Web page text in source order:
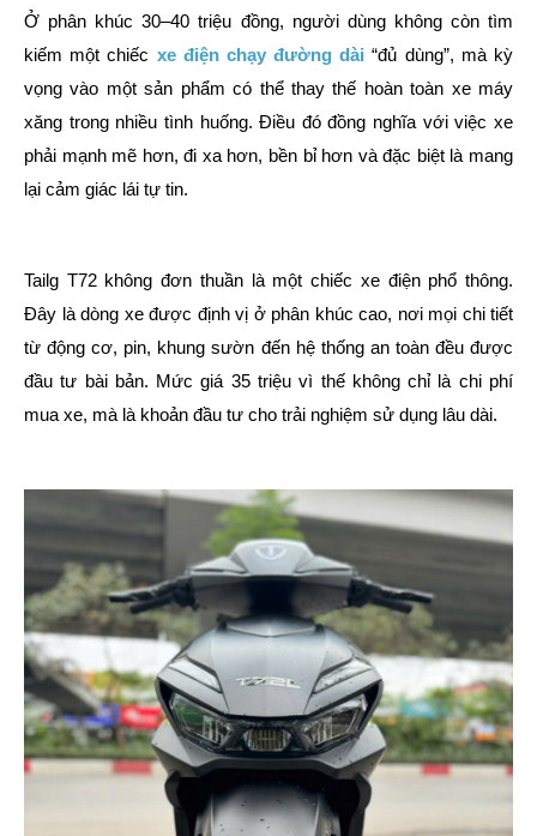
Ở phân khúc 30–40 triệu đồng, người dùng không còn tìm
kiếm một chiếc xe điện chạy đường dài “đủ dùng”, mà kỳ
vọng vào một sản phẩm có thể thay thế hoàn toàn xe máy
xăng trong nhiều tình huống. Điều đó đồng nghĩa với việc xe
phải mạnh mẽ hơn, đi xa hơn, bền bỉ hơn và đặc biệt là mang
lại cảm giác lái tự tin.
Tailg T72 không đơn thuần là một chiếc xe điện phổ thông.
Đây là dòng xe được định vị ở phân khúc cao, nơi mọi chi tiết
từ động cơ, pin, khung sườn đến hệ thống an toàn đều được
đầu tư bài bản. Mức giá 35 triệu vì thế không chỉ là chi phí
mua xe, mà là khoản đầu tư cho trải nghiệm sử dụng lâu dài.